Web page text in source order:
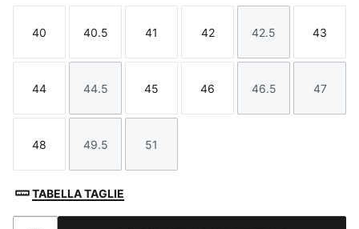
Taglia
40
Taglia
40.5
Taglia
41
Taglia
42
Taglia
42.5
Taglia
43
Taglia
44
Taglia
44.5
Taglia
45
Taglia
46
Taglia
46.5
Taglia
47
Taglia
48
Taglia
49.5
Taglia
51
TABELLA TAGLIE